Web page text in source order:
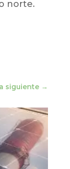
norte.
siguiente →